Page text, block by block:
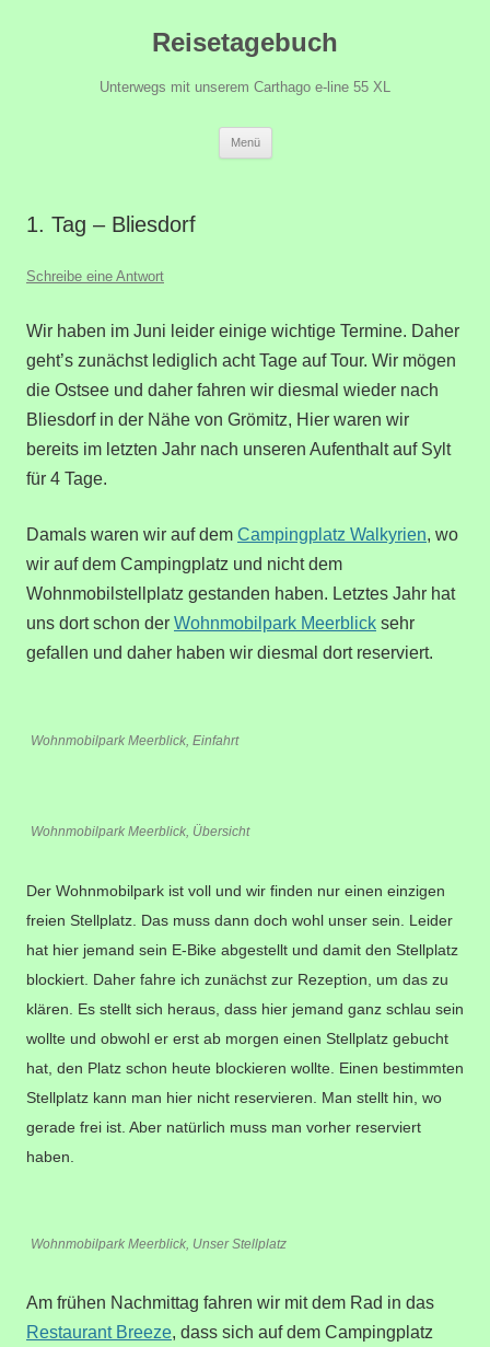
Reisetagebuch
Unterwegs mit unserem Carthago e-line 55 XL
Menü
1. Tag – Bliesdorf
Schreibe eine Antwort
Wir haben im Juni leider einige wichtige Termine. Daher
geht’s zunächst lediglich acht Tage auf Tour. Wir mögen
die Ostsee und daher fahren wir diesmal wieder nach
Bliesdorf in der Nähe von Grömitz, Hier waren wir
bereits im letzten Jahr nach unseren Aufenthalt auf Sylt
für 4 Tage.
Damals waren wir auf dem Campingplatz Walkyrien, wo
wir auf dem Campingplatz und nicht dem
Wohnmobilstellplatz gestanden haben. Letztes Jahr hat
uns dort schon der Wohnmobilpark Meerblick sehr
gefallen und daher haben wir diesmal dort reserviert.
Wohnmobilpark Meerblick, Einfahrt
Wohnmobilpark Meerblick, Übersicht
Der Wohnmobilpark ist voll und wir finden nur einen einzigen
freien Stellplatz. Das muss dann doch wohl unser sein. Leider
hat hier jemand sein E-Bike abgestellt und damit den Stellplatz
blockiert. Daher fahre ich zunächst zur Rezeption, um das zu
klären. Es stellt sich heraus, dass hier jemand ganz schlau sein
wollte und obwohl er erst ab morgen einen Stellplatz gebucht
hat, den Platz schon heute blockieren wollte. Einen bestimmten
Stellplatz kann man hier nicht reservieren. Man stellt hin, wo
gerade frei ist. Aber natürlich muss man vorher reserviert
haben.
Wohnmobilpark Meerblick, Unser Stellplatz
Am frühen Nachmittag fahren wir mit dem Rad in das
Restaurant Breeze, dass sich auf dem Campingplatz